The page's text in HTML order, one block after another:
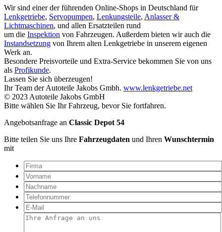
Wir sind einer der führenden Online-Shops in Deutschland für
Lenkgetriebe, Servopumpen, Lenkungsteile, Anlasser &
Lichtmaschinen, und allen Ersatzteilen rund
um die Inspektion von Fahrzeugen. Außerdem bieten wir auch die
Instandsetzung von Ihrem alten Lenkgetriebe in unserem eigenen
Werk an.
Besondere Preisvorteile und Extra-Service bekommen Sie von uns
als Profikunde.
Lassen Sie sich überzeugen!
Ihr Team der Autoteile Jakobs Gmbh. www.lenkgetriebe.net
© 2023 Autoteile Jakobs GmbH
Bitte wählen Sie Ihr Fahrzeug, bevor Sie fortfahren.
Angebotsanfrage an Classic Depot 54
Bitte teilen Sie uns Ihre Fahrzeugdaten und Ihren Wunschtermin
mit